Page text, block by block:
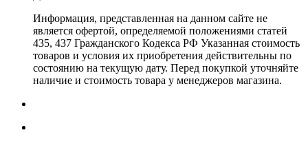
Информация, представленная на данном сайте не
является офертой, определяемой положениями статей
435, 437 Гражданского Кодекса РФ Указанная стоимость
товаров и условия их приобретения действительны по
состоянию на текущую дату. Перед покупкой уточняйте
наличие и стоимость товара у менеджеров магазина.